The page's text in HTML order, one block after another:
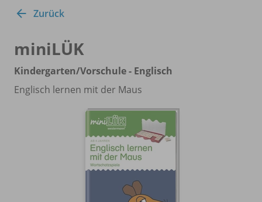
Zurück
miniLÜK
Kindergarten/Vorschule - Englisch
Englisch lernen mit der Maus